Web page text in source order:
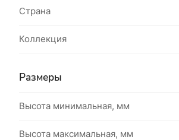
Страна
Коллекция
Размеры
Высота минимальная, мм
Высота максимальная, мм